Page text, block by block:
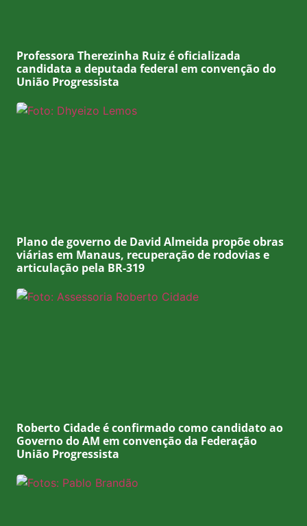
Professora Therezinha Ruiz é oficializada
candidata a deputada federal em convenção do
União Progressista
Plano de governo de David Almeida propõe obras
viárias em Manaus, recuperação de rodovias e
articulação pela BR-319
Roberto Cidade é confirmado como candidato ao
Governo do AM em convenção da Federação
União Progressista